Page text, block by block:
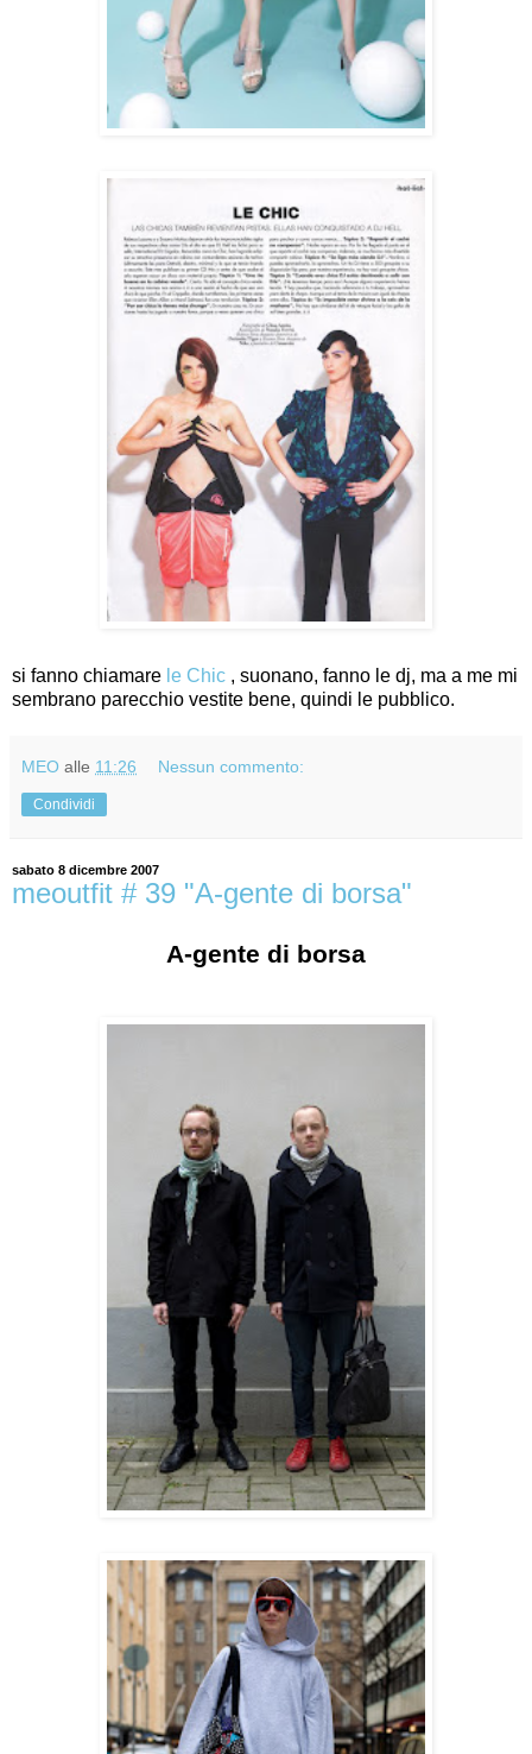
si fanno chiamare le Chic , suonano, fanno le dj, ma a me mi
sembrano parecchio vestite bene, quindi le pubblico.
MEO alle 11:26 Nessun commento:
Condividi
sabato 8 dicembre 2007
meoutfit # 39 "A-gente di borsa"
A-gente di borsa